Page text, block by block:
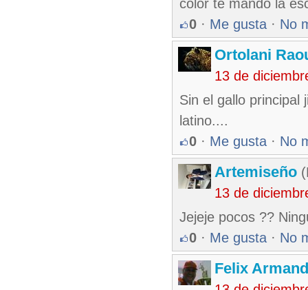
color te mando la
0 · Me gusta · No
Ortolani
13 de
Sin el gallo principal
latino....
0 · Me gusta · No
Artemiseño
13 de
Jejeje pocos ??
0 · Me gusta · No
Felix